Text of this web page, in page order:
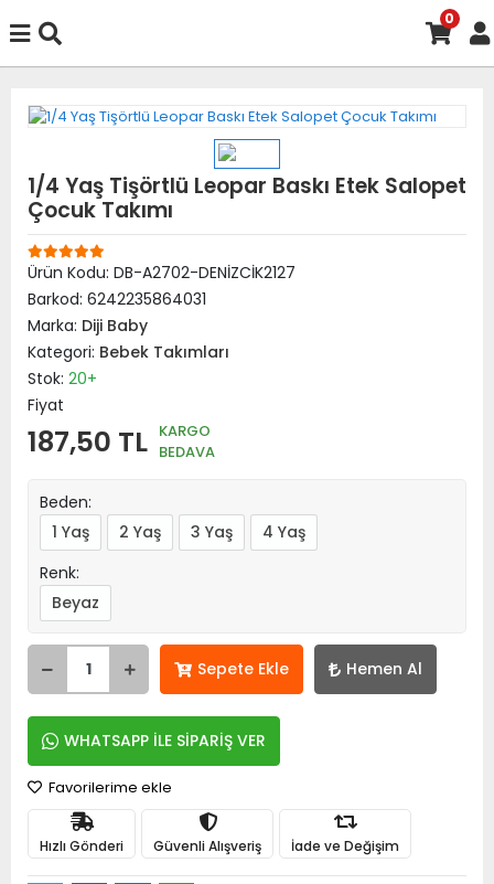
0
1/4 Yaş Tişörtlü Leopar Baskı Etek Salopet
Çocuk Takımı
Ürün Kodu: DB-A2702-DENİZCİK2127
Barkod: 6242235864031
Marka: Diji Baby
Kategori: Bebek Takımları
Stok: 20+
Fiyat
187,50 TL KARGO
BEDAVA
Beden:
1 Yaş
2 Yaş 3 Yaş
4 Yaş
Renk:
Beyaz
Sepete Ekle Hemen Al
WHATSAPP İLE SİPARİŞ VER
Favorilerime ekle
Hızlı Gönderi Güvenli Alışveriş İade ve Değişim